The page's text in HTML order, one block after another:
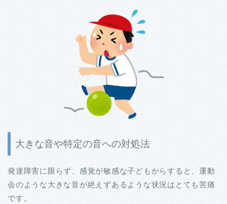
大きな音や特定の音への対処法
発達障害に限らず、感覚が敏感な子どもからすると、運動
会のような大きな音が絶えずあるような状況はとても苦痛
です。